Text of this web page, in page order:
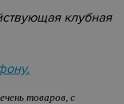
клубная
товаров, с